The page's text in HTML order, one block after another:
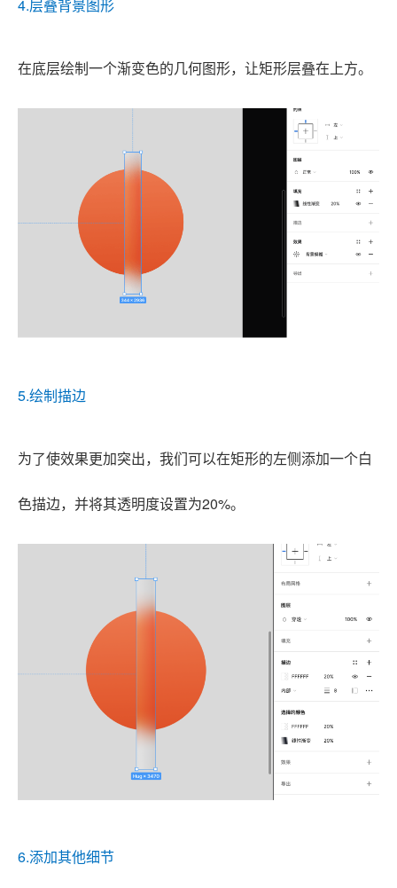
4.层叠背景图形
在底层绘制一个渐变色的几何图形，让矩形层叠在上方。
5.绘制描边
为了使效果更加突出，我们可以在矩形的左侧添加一个白
色描边，并将其透明度设置为20%。
6.添加其他细节